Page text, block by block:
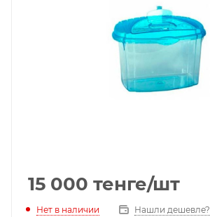
15 000 тенге/шт
Нет в наличии Нашли дешевле?